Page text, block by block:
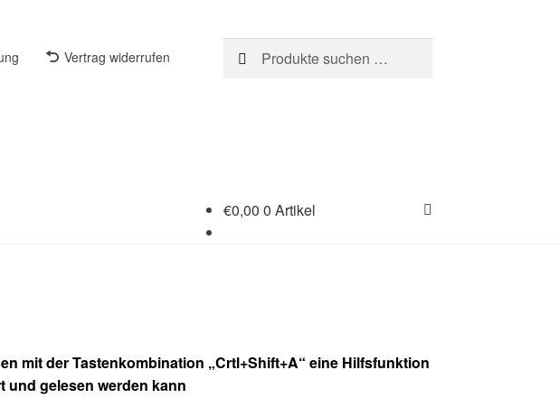
Vertrag widerrufen
Suchen
nach:
Suchen
€0,00 0 Artikel
mit der Tastenkombination „Crtl+Shift+A“ eine Hilfsfunktion
und gelesen werden kann